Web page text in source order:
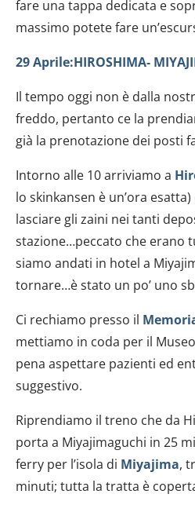
fare una tappa dedicata e
massimo potete fare
29 Aprile:HIROSHIMA-
Il tempo oggi non è dalla
freddo, pertanto ce la
già la prenotazione dei posti
Intorno alle 10 arriviamo a
lo skinkansen è un’ora
lasciare gli zaini nei tanti
stazione…peccato che erano
siamo andati in hotel a
tornare…è stato un po’ uno
Ci rechiamo presso il
mettiamo in coda per il
pena aspettare pazienti ed
suggestivo.
Riprendiamo il treno che da
porta a Miyajimaguchi in 25
ferry per l’isola di Miyajima,
minuti; tutta la tratta è